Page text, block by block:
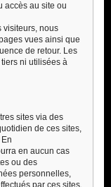
accès au site ou
visiteurs, nous
vues ainsi que
de retour. Les
ni utilisées à
sites via des
de ces sites,
en aucun cas
ou des
personnelles,
par ces sites.